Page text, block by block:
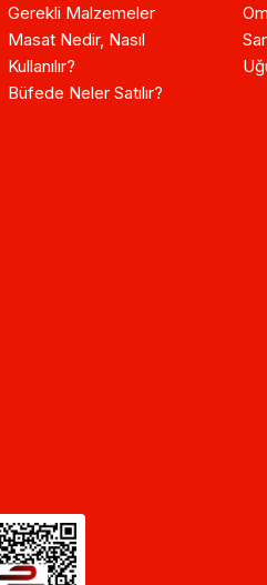
Gerekli Malzemeler
Masat Nedir, Nasıl
Kullanılır?
Büfede Neler Satılır?